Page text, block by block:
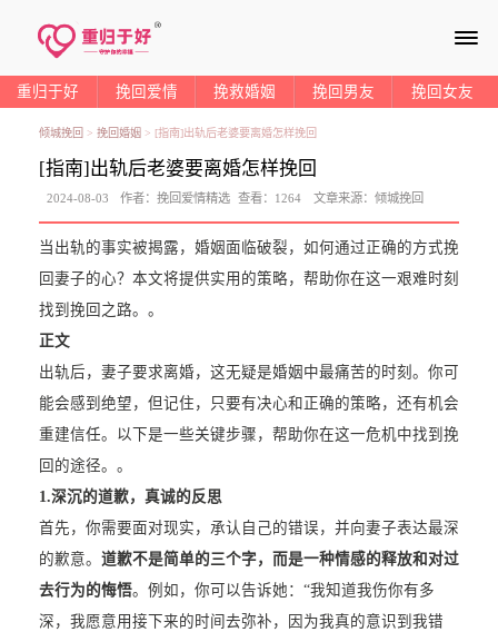
≡
重归于好 挽回爱情 挽救婚姻 挽回男友 挽回女友
倾城挽回 > 挽回婚姻 > [指南]出轨后老婆要离婚怎样挽回
[指南]出轨后老婆要离婚怎样挽回
2024-08-03 作者：挽回爱情精选 查看： 1264 文章来源： 倾城挽回
当出轨的事实被揭露，婚姻面临破裂，如何通过正确的方式挽
回妻子的心？本文将提供实用的策略，帮助你在这一艰难时刻
找到挽回之路。。
正文
出轨后，妻子要求离婚，这无疑是婚姻中最痛苦的时刻。你可
能会感到绝望，但记住，只要有决心和正确的策略，还有机会
重建信任。以下是一些关键步骤，帮助你在这一危机中找到挽
回的途径。。
1.深沉的道歉，真诚的反思
首先，你需要面对现实，承认自己的错误，并向妻子表达最深
的歉意。 道歉不是简单的三个字，而是一种情感的释放和对过
去行为的悔悟。例如，你可以告诉她：“我知道我伤你有多
深，我愿意用接下来的时间去弥补，因为我真的意识到我错